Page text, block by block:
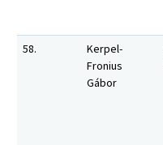
58.
Kerpel-
Fronius
Gábor